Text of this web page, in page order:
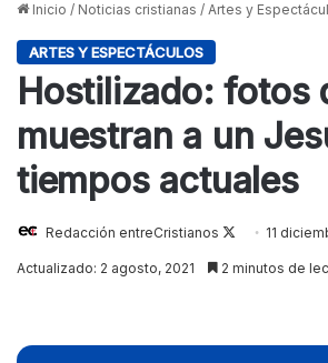
Inicio / Noticias cristianas / Artes y
ARTES Y ESPECTÁCULOS
Hostilizado: fotos
muestran a un
tiempos actuales
Redacción entreCristianos
Follow11
Actualizado: 2 agosto, 2021 2 minutos de